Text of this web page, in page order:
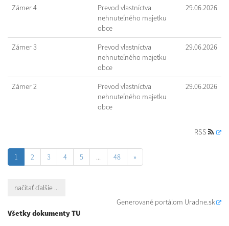
Zámer 4
Prevod vlastníctva
nehnuteľného majetku
obce
29.06.2026
Zámer 3
Prevod vlastníctva
nehnuteľného majetku
obce
29.06.2026
Zámer 2
Prevod vlastníctva
nehnuteľného majetku
obce
29.06.2026
RSS
1 2 3 4 5 ... 48 »
načítať ďalšie ...
Generované portálom Uradne.sk
Všetky dokumenty TU